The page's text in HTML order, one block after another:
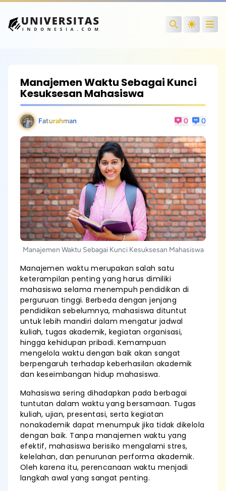
Search
Manajemen Waktu Sebagai Kunci
Kesuksesan Mahasiswa
Faturahman 0 0
Manajemen Waktu Sebagai Kunci Kesuksesan Mahasiswa
Manajemen waktu merupakan salah satu
keterampilan penting yang harus dimiliki
mahasiswa selama menempuh pendidikan di
perguruan tinggi. Berbeda dengan jenjang
pendidikan sebelumnya, mahasiswa dituntut
untuk lebih mandiri dalam mengatur jadwal
kuliah, tugas akademik, kegiatan organisasi,
hingga kehidupan pribadi. Kemampuan
mengelola waktu dengan baik akan sangat
berpengaruh terhadap keberhasilan akademik
dan keseimbangan hidup mahasiswa.
Mahasiswa sering dihadapkan pada berbagai
tuntutan dalam waktu yang bersamaan. Tugas
kuliah, ujian, presentasi, serta kegiatan
nonakademik dapat menumpuk jika tidak dikelola
dengan baik. Tanpa manajemen waktu yang
efektif, mahasiswa berisiko mengalami stres,
kelelahan, dan penurunan performa akademik.
Oleh karena itu, perencanaan waktu menjadi
langkah awal yang sangat penting.